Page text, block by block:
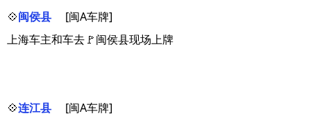
💠闽侯县
[闽A车牌]
上海车主和车去🚩闽侯县现场上牌
💠连江县
[闽A车牌]